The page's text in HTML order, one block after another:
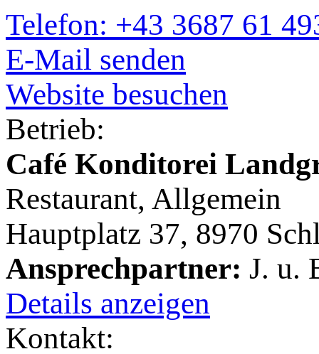
Telefon: +43 3687 61
E-Mail senden
Website besuchen
Betrieb:
Café Konditorei
Restaurant, Allgemein
Hauptplatz 37, 8970
Ansprechpartner: J. u.
Details anzeigen
Kontakt: